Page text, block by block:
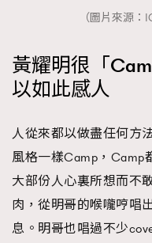
（圖片來源：
黃耀明很「
以如此感人
人從來都以做盡任何方
風格一樣Camp，Camp
大部份人心裏所想而不
肉，從明哥的喉嚨哼唱
息。明哥也唱過不少